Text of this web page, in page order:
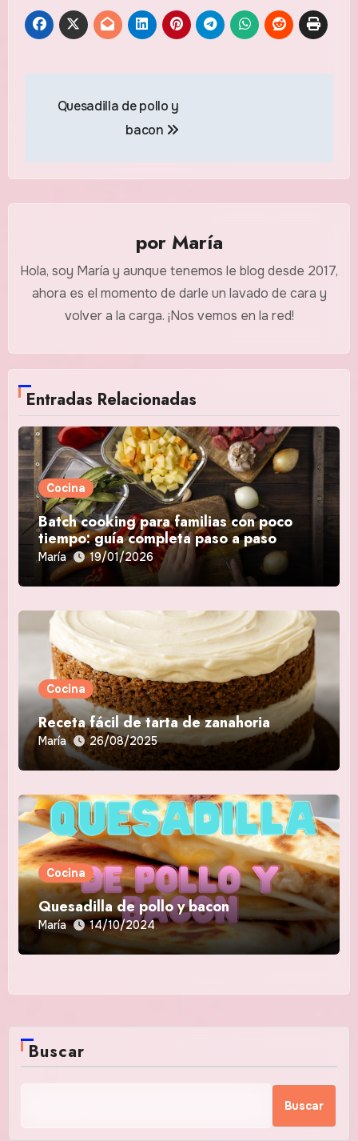
Quesadilla de pollo y
bacon
por María
Hola, soy María y aunque tenemos le blog desde 2017,
ahora es el momento de darle un lavado de cara y
volver a la carga. ¡Nos vemos en la red!
Entradas Relacionadas
Cocina
Batch cooking para familias con poco
tiempo: guía completa paso a paso
María 19/01/2026
Cocina
Receta fácil de tarta de zanahoria
María 26/08/2025
Cocina
Quesadilla de pollo y bacon
María 14/10/2024
Buscar
Buscar